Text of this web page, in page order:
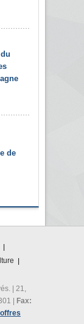
de
| 21,
| Fax: